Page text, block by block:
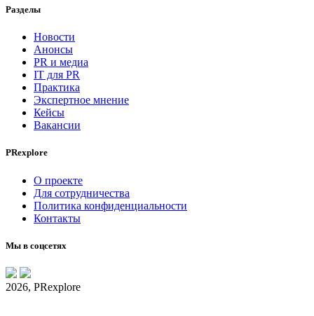
Разделы
Новости
Анонсы
PR и медиа
IT для PR
Практика
Экспертное мнение
Кейсы
Вакансии
PRexplore
О проекте
Для сотрудничества
Политика конфиденциальности
Контакты
Мы в соцсетях
2026, PRexplore